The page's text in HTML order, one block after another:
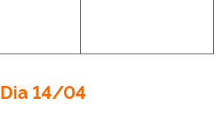
Dia 14/04